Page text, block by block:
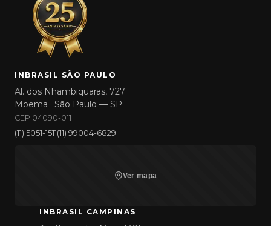
INBRASIL SÃO PAULO
Al. dos Nhambiquaras, 727
Moema · São Paulo — SP
CEP 04090-011
(11) 5051-1511(11) 99004-6829
Ver mapa
INBRASIL CAMPINAS